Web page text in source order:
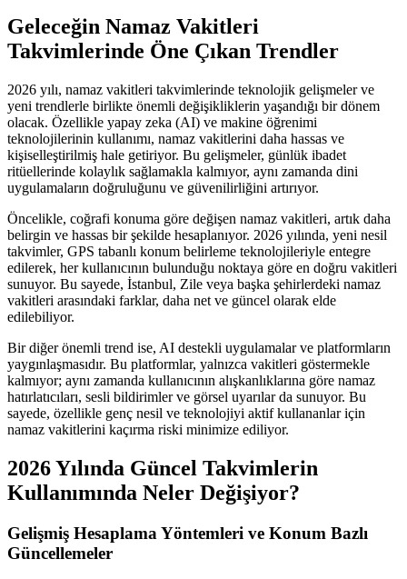
Geleceğin Namaz Vakitleri
Takvimlerinde Öne Çıkan Trendler
2026 yılı, namaz vakitleri takvimlerinde teknolojik gelişmeler ve
yeni trendlerle birlikte önemli değişikliklerin yaşandığı bir dönem
olacak. Özellikle yapay zeka (AI) ve makine öğrenimi
teknolojilerinin kullanımı, namaz vakitlerini daha hassas ve
kişiselleştirilmiş hale getiriyor. Bu gelişmeler, günlük ibadet
ritüellerinde kolaylık sağlamakla kalmıyor, aynı zamanda dini
uygulamaların doğruluğunu ve güvenilirliğini artırıyor.
Öncelikle, coğrafi konuma göre değişen namaz vakitleri, artık daha
belirgin ve hassas bir şekilde hesaplanıyor. 2026 yılında, yeni nesil
takvimler, GPS tabanlı konum belirleme teknolojileriyle entegre
edilerek, her kullanıcının bulunduğu noktaya göre en doğru vakitleri
sunuyor. Bu sayede, İstanbul, Zile veya başka şehirlerdeki namaz
vakitleri arasındaki farklar, daha net ve güncel olarak elde
edilebiliyor.
Bir diğer önemli trend ise, AI destekli uygulamalar ve platformların
yaygınlaşmasıdır. Bu platformlar, yalnızca vakitleri göstermekle
kalmıyor; aynı zamanda kullanıcının alışkanlıklarına göre namaz
hatırlatıcıları, sesli bildirimler ve görsel uyarılar da sunuyor. Bu
sayede, özellikle genç nesil ve teknolojiyi aktif kullananlar için
namaz vakitlerini kaçırma riski minimize ediliyor.
2026 Yılında Güncel Takvimlerin
Kullanımında Neler Değişiyor?
Gelişmiş Hesaplama Yöntemleri ve Konum Bazlı
Güncellemeler